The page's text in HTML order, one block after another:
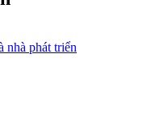
nhà phát triển